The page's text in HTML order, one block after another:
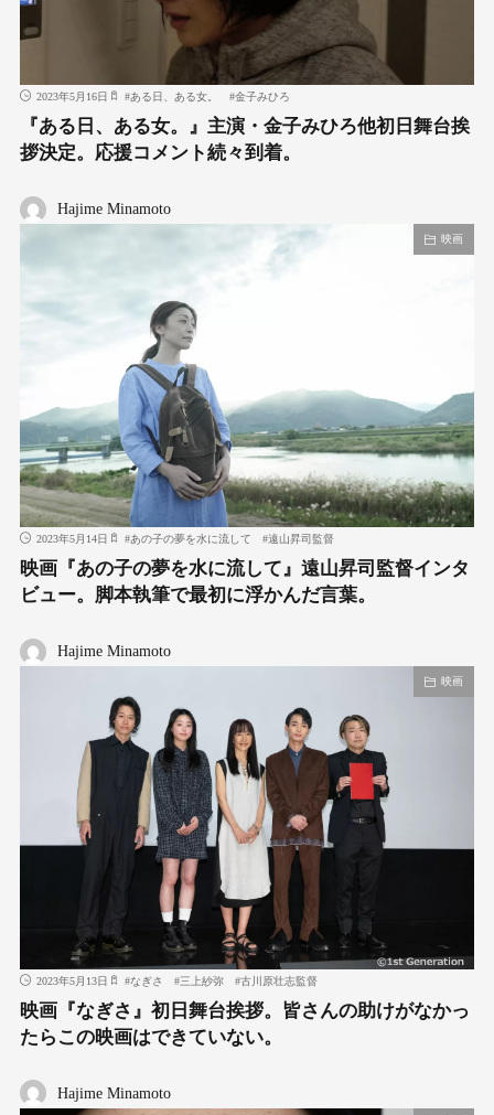
2023年5月16日 #ある日、ある女。 #金子みひろ
『ある日、ある女。』主演・金子みひろ他初日舞台挨
拶決定。応援コメント続々到着。
Hajime Minamoto
映画
2023年5月14日 #あの⼦の夢を⽔に流して #遠⼭昇司監督
映画『あの⼦の夢を⽔に流して』遠⼭昇司監督インタ
ビュー。脚本執筆で最初に浮かんだ言葉。
Hajime Minamoto
映画
2023年5月13日 #なぎさ #三上紗弥 #古川原壮志監督
映画『なぎさ』初日舞台挨拶。皆さんの助けがなかっ
たらこの映画はできていない。
Hajime Minamoto